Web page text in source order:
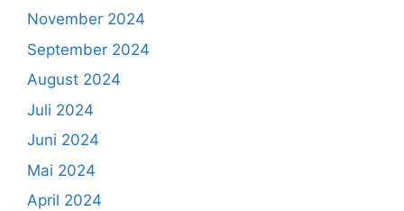
November 2024
September 2024
August 2024
Juli 2024
Juni 2024
Mai 2024
April 2024